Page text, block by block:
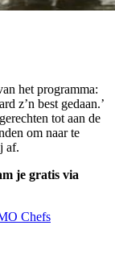
het programma:
z’n best gedaan.’
tot aan de
om naar te
af.
je gratis via
Chefs